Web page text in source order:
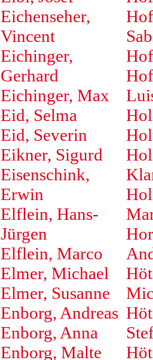
Eichenseher,
Vincent
Eichinger,
Gerhard
Eichinger, Max
Eid, Selma
Eid, Severin
Eikner, Sigurd
Eisenschink,
Erwin
Elflein, Hans-
Jürgen
Elflein, Marco
Elmer, Michael
Elmer, Susanne
Enborg, Andreas
Enborg, Anna
Enborg, Malte